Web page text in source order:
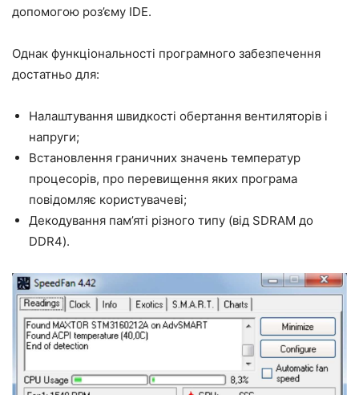
допомогою роз’єму IDE.
Однак функціональності програмного забезпечення
достатньо для:
Налаштування швидкості обертання вентиляторів і
напруги;
Встановлення граничних значень температур
процесорів, про перевищення яких програма
повідомляє користувачеві;
Декодування пам’яті різного типу (від SDRAM до
DDR4).